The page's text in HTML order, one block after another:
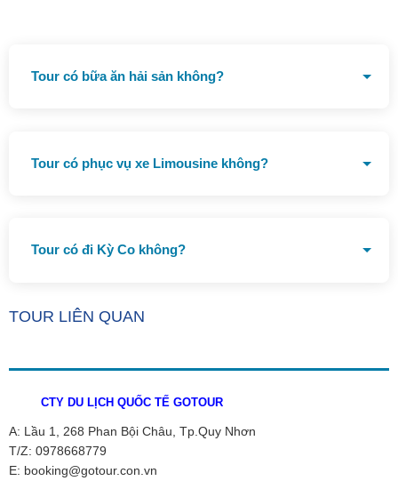
Tour có bữa ăn hải sản không?
Tour có phục vụ xe Limousine không?
Tour có đi Kỳ Co không?
TOUR LIÊN QUAN
CTY DU LỊCH QUỐC TẾ GOTOUR
A: Lầu 1, 268 Phan Bội Châu, Tp.Quy Nhơn
T/Z: 0978668779
E: booking@gotour.con.vn